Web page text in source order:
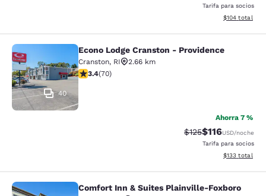
Tarifa para socios
Ver detalles
$104 total
Econo Lodge Cranston - Providence
40
Econo Lodge Cranston - Providence
Cranston, RI
2.66 km
calificación de 3.39 estrellas. Bueno. 70 reseñas
3.4(70)
Ahorra 7 %
Precio tachado:
$125Precio con
$116USD/noche
Tarifa para socios
Ver detalles
$133 total
Comfort Inn & Suites Plainville-
Comfort Inn & Suites Plainville-Foxboro